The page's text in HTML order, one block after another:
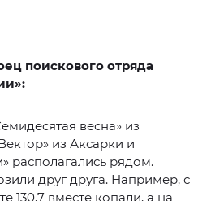
поискового отряда
весна» из
из Аксарки и
располагались рядом.
друг друга. Например, с
130,7 вместе копали, а на